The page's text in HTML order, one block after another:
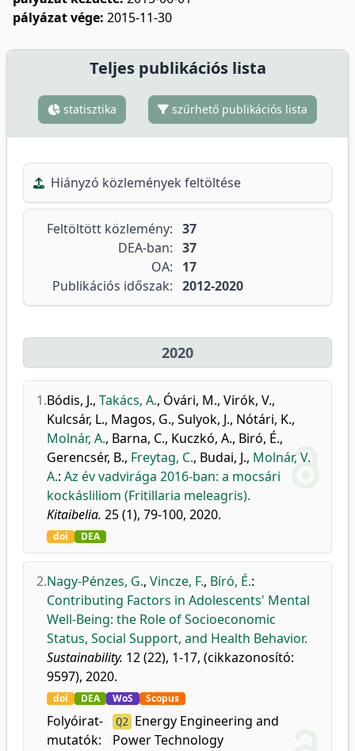
pályázat vége: 2015-11-30
Teljes publikációs lista
statisztika szűrhető publikációs lista
Hiányzó közlemények feltöltése
Feltöltött közlemény: 37
DEA-ban: 37
OA:
17
Publikációs időszak: 2012-2020
2020
1.Bódis, J., Takács, A., Óvári, M., Virók, V.,
Kulcsár, L., Magos, G., Sulyok, J., Nótári, K.,
Molnár, A., Barna, C., Kuczkó, A., Biró, É.,
Gerencsér, B., Freytag, C., Budai, J., Molnár, V.
A.: Az év vadvirága 2016-ban: a mocsári
kockásliliom (Fritillaria meleagris).
Kitaibelia. 25 (1), 79-100, 2020.
doi DEA
2.Nagy-Pénzes, G., Vincze, F., Bíró, É.:
Contributing Factors in Adolescents' Mental
Well-Being: the Role of Socioeconomic
Status, Social Support, and Health Behavior.
Sustainability. 12 (22), 1-17, (cikkazonosító:
9597), 2020.
doi DEA WoS Scopus
Folyóirat-
mutatók:
Q2 Energy Engineering and
Power Technology